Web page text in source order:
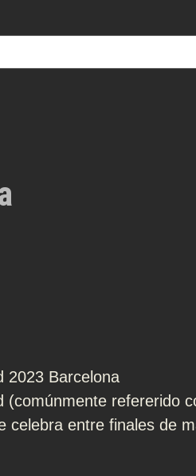
2023 Barcelona
(comúnmente refererido
celebra entre finales de